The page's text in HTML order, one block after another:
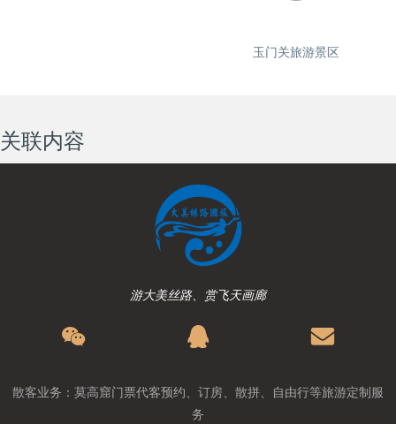
玉门关旅游景区
关联内容
游大美丝路、赏飞天画廊
散客业务：莫高窟门票代客预约、订房、散拼、自由行等旅游定制服
务